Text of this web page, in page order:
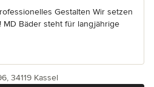
Gestalten Wir setzen
MD Bäder steht für langjährige
34119 Kassel